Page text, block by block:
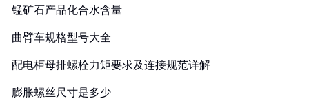
锰矿石产品化合水含量
曲臂车规格型号大全
配电柜母排螺栓力矩要求及连接规范详解
膨胀螺丝尺寸是多少